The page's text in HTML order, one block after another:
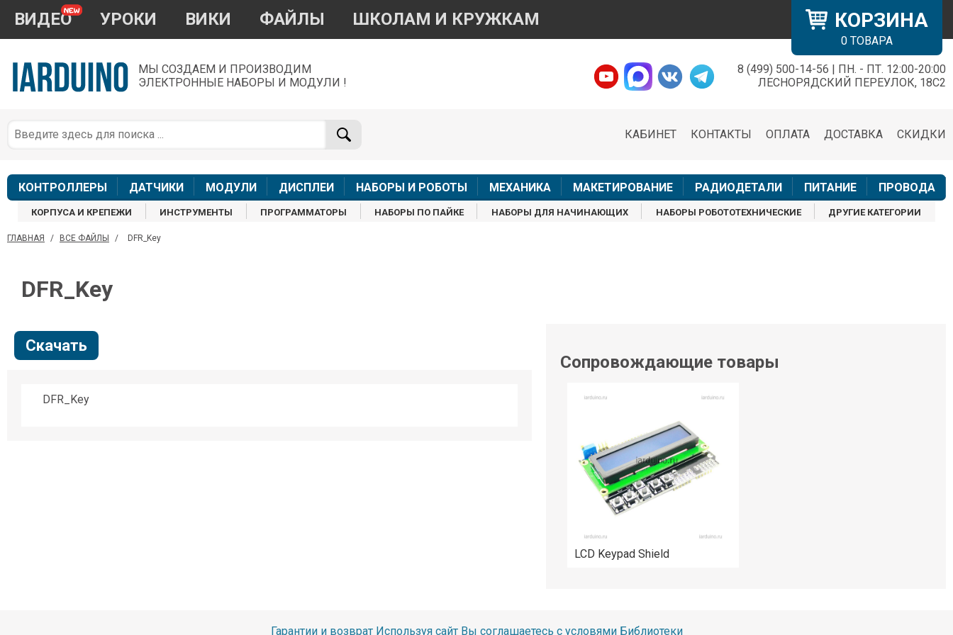
КОРЗИНА
0 ТОВАРА
ВИДЕО УРОКИ ВИКИ ФАЙЛЫ ШКОЛАМ И КРУЖКАМ
МЫ СОЗДАЕМ И ПРОИЗВОДИМ
ЭЛЕКТРОННЫЕ НАБОРЫ И МОДУЛИ !
8 (499) 500-14-56 | ПН. - ПТ. 12:00-20:00
ЛЕСНОРЯДСКИЙ ПЕРЕУЛОК, 18С2
СКИДКИ
ДОСТАВКА
ОПЛАТА
КОНТАКТЫ
КАБИНЕТ
КОНТРОЛЛЕРЫ ДАТЧИКИ МОДУЛИ ДИСПЛЕИ НАБОРЫ И РОБОТЫ МЕХАНИКА МАКЕТИРОВАНИЕ РАДИОДЕТАЛИ ПИТАНИЕ ПРОВОДА
КОРПУСА И КРЕПЕЖИ ИНСТРУМЕНТЫ ПРОГРАММАТОРЫ НАБОРЫ ПО ПАЙКЕ НАБОРЫ ДЛЯ НАЧИНАЮЩИХ НАБОРЫ РОБОТОТЕХНИЧЕСКИЕ ДРУГИЕ КАТЕГОРИИ
ГЛАВНАЯ / ВСЕ ФАЙЛЫ / DFR_Key
DFR_Key
Скачать
DFR_Key
Сопровождающие товары
LCD Keypad Shield
Гарантии и возврат Используя сайт Вы соглашаетесь с условями Библиотеки
×
По вопросам приобретения товара
+7 968 454 17 38
звонки и аудио сообщения не обслуживаются
Менеджер
shop@iarduino.ru
Менеджер
8 (499) 500-14-56